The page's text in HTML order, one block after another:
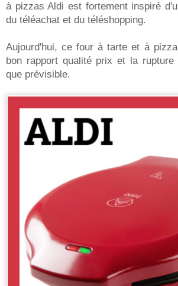
à pizzas Aldi est fortement inspiré
du téléachat et du téléshopping.
Aujourd'hui, ce four à tarte et à
bon rapport qualité prix et la
que prévisible.